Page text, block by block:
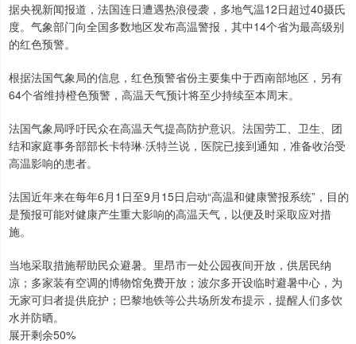
据央视新闻报道，法国连日遭遇热浪侵袭，多地气温12日超过40摄氏
度。气象部门向全国多数地区发布高温警报，其中14个省为最高级别
的红色预警。
根据法国气象局的信息，红色预警省份主要集中于西南部地区，另有
64个省维持橙色预警，高温天气预计将至少持续至本周末。
法国气象局呼吁民众在高温天气提高防护意识。法国劳工、卫生、团
结和家庭事务部部长卡特琳·沃特兰说，医院已接到通知，准备收治受
高温影响的患者。
法国近年来在每年6月1日至9月15日启动“高温和健康警报系统”，目的
是预报可能对健康产生重大影响的高温天气，以便及时采取应对措
施。
当地采取措施帮助民众避暑。里昂市一处公园夜间开放，供居民纳
凉；多家装有空调的博物馆免费开放；波尔多开设临时避暑中心，为
无家可归者提供庇护；巴黎地铁等公共场所发布提示，提醒人们多饮
水并防晒。
展开剩余50%